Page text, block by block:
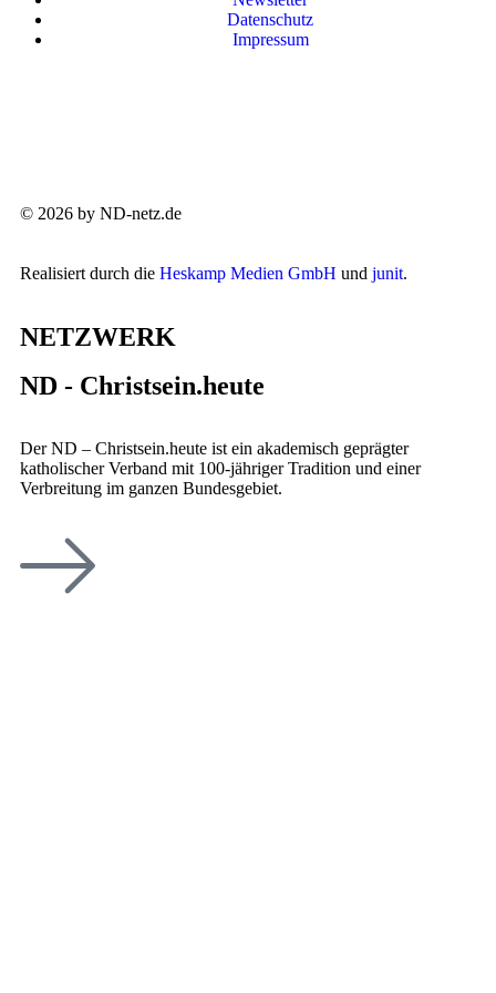
Datenschutz
Impressum
© 2026 by ND-netz.de
Realisiert durch die Heskamp Medien GmbH und junit.
NETZWERK
ND - Christsein.heute
Der ND – Christsein.heute ist ein akademisch geprägter
katholischer Verband mit 100-jähriger Tradition und einer
Verbreitung im ganzen Bundesgebiet.